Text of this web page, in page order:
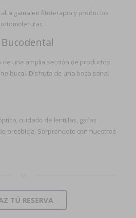
gama en fitoterapia y productos
de una amplia sección de productos
bucal. Disfruta de una boca sana.
cuidado de lentillas, gafas
presbicia. Sorpréndete con nuestros
TÚ RESERVA